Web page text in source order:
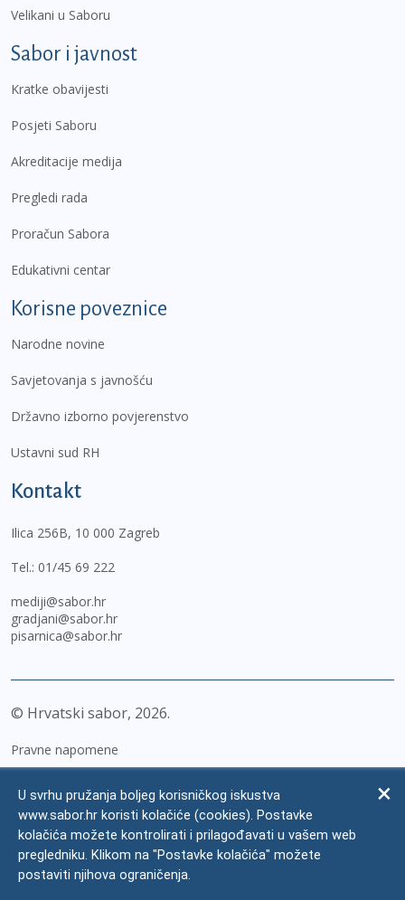
Velikani u Saboru
Sabor i javnost
Kratke obavijesti
Posjeti Saboru
Akreditacije medija
Pregledi rada
Proračun Sabora
Edukativni centar
Korisne poveznice
Narodne novine
Savjetovanja s javnošću
Državno izborno povjerenstvo
Ustavni sud RH
Kontakt
Ilica 256B, 10 000 Zagreb
Tel.: 01/45 69 222
mediji@sabor.hr
gradjani@sabor.hr
pisarnica@sabor.hr
© Hrvatski sabor, 2026
Pravne napomene
Zaštita osobnih podataka
Impressum
Česta pitanja
U svrhu pružanja boljeg korisničkog iskustva
www.sabor.hr koristi kolačiće (cookies). Postavke
kolačića možete kontrolirati i prilagođavati u vašem web
pregledniku. Klikom na "Postavke kolačića" možete
postaviti njihova ograničenja.